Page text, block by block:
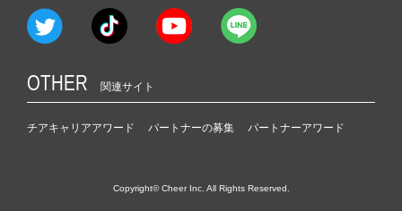
OTHER 関連サイト
チアキャリアアワード パートナーの募集 パートナーアワード
Copyright© Cheer Inc. All Rights Reserved.